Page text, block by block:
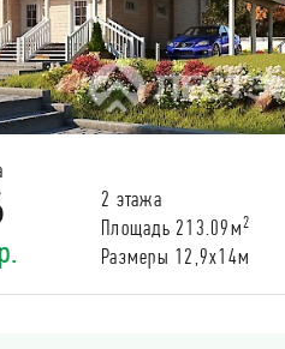
2 этажа
Площадь 213.09м2
Размеры 12,9х14м